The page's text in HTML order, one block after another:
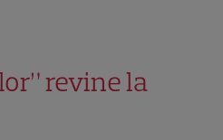
revine la